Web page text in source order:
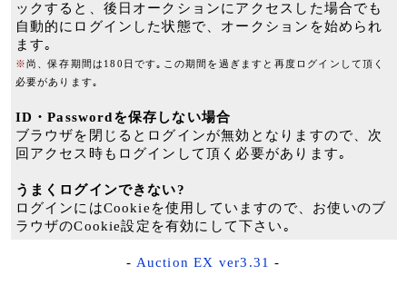
ックすると、後日オークションにアクセスした場合でも
自動的にログインした状態で、オークションを始められ
ます｡
※尚、保存期間は180日です｡この期間を過ぎますと再度ログインして頂く
必要があります｡
ID・Passwordを保存しない場合
ブラウザを閉じるとログインが無効となりますので、次
回アクセス時もログインして頂く必要があります｡
うまくログインできない?
ログインにはCookieを使用していますので、お使いのブ
ラウザのCookie設定を有効にして下さい｡
- Auction EX ver3.31 -